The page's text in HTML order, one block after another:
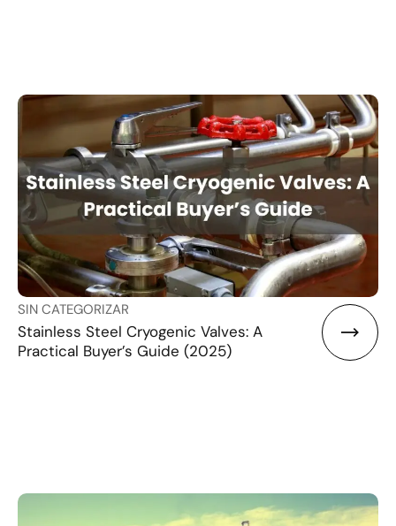
SIN CATEGORIZAR
Stainless Steel Cryogenic Valves: A
Practical Buyer’s Guide (2025)